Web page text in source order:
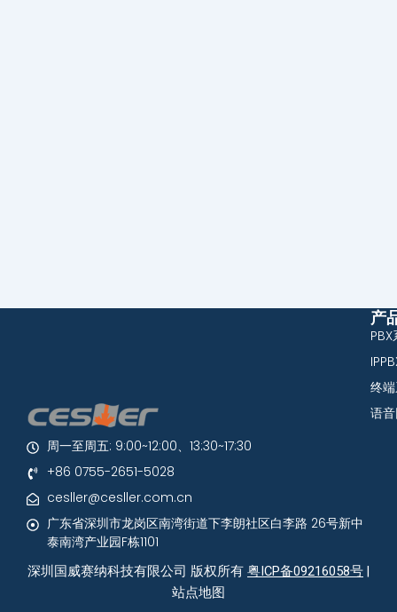
周一至周五: 9:00~12:00、13:30~17:30
+86 0755-2651-5028
cesller@cesller.com.cn
广东省深圳市龙岗区南湾街道下李朗社区白李路 26号新中
泰南湾产业园F栋1101
产
终
语
深圳国威赛纳科技有限公司 版权所有 粤ICP备09216058号 |
站点地图